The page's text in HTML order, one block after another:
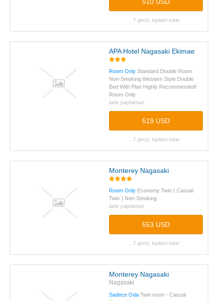
7 gece, toplam tutar
APA Hotel Nagasaki Ekimae
Room Only Standard Double Room
Non-Smoking Western Style Double
Bed With Plan Highly Recommended!
Room Only
iade yapılamaz
519 USD
7 gece, toplam tutar
Monterey Nagasaki
Room Only Economy Twin ( Casual
Twin ) Non-Smoking
iade yapılamaz
553 USD
7 gece, toplam tutar
Monterey Nagasaki
Nagasaki
Sadece Oda Twin room - Casual